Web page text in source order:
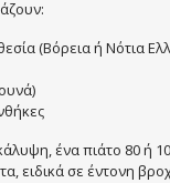
(Βόρεια ή Νότια
ένα πιάτο 80 ή
ειδικά σε έντονη